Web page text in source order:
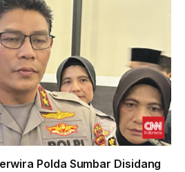
Polda Sumbar Disidang